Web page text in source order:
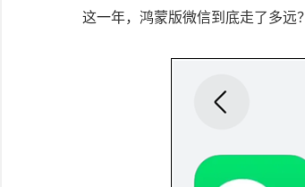
这一年，鸿蒙版微信到底走了多远？